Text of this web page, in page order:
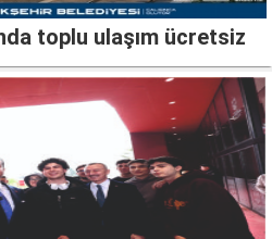
toplu ulaşım ücretsiz